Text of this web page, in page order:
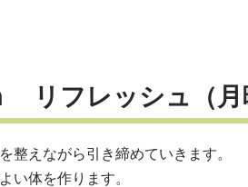
リフレッシュ（月
整えながら引き締めていきます。
い体を作ります。